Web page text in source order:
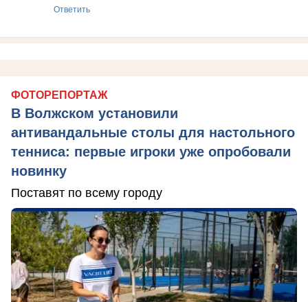
Ответить
ФОТОРЕПОРТАЖ
В Волжском установили
антивандальные столы для настольного
тенниса: первые игроки уже опробовали
новинку
Поставят по всему городу